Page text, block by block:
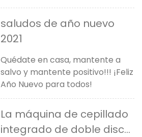
saludos de año nuevo
2021
Quédate en casa, mantente a
salvo y mantente positivo!!! ¡Feliz
Año Nuevo para todos!
La máquina de cepillado
integrado de doble disco